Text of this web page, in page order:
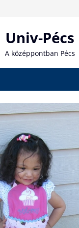
Univ-Pécs
A középpontban Pécs